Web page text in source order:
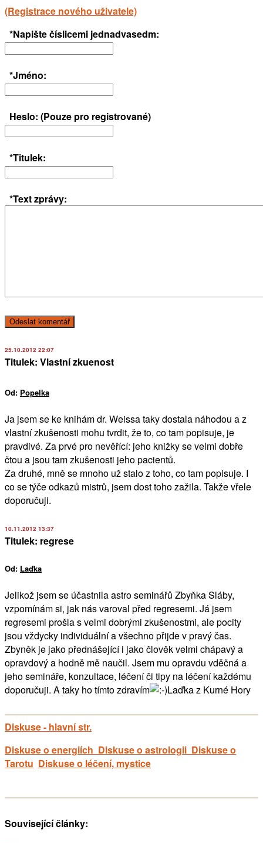
(Registrace nového uživatele)
*Napište číslicemi jednadvasedm:
*Jméno:
Heslo: (Pouze pro registrované)
*Titulek:
*Text zprávy:
25.10.2012 22:07
Titulek: Vlastní zkuenost
Od: Popelka
Ja jsem se ke knihám dr. Weissa taky dostala náhodou a z
vlastní zkušenosti mohu tvrdit, že to, co tam popisuje, je
pravdivé. Za prvé pro nevěřící: jeho knižky se velmi dobře
čtou a jsou tam zkušenosti jeho pacientů.
Za druhé, mně se mnoho už stalo z toho, co tam popisuje. I
co se týče odkazů mistrů, jsem dost toho zažila. Takže vřele
doporučuji.
10.11.2012 13:37
Titulek: regrese
Od: Laďka
Jelikož jsem se účastnila astro seminářů Zbyňka Sláby,
vzpomínám si, jak nás varoval před regresemi. Já jsem
regresemi prošla s velmi dobrými zkušenostmi, ale pocity
jsou vždycky individuální a všechno přijde v pravý čas.
Zbyněk je jako přednášející i jako člověk velmi chápavý a
opravdový a hodně mě naučil. Jsem mu opravdu vděčná a
jeho semináře, konzultace, léčení či tipy na léčení každému
doporučuji. A taky ho tímto zdravím
Laďka z Kurné Hory
Diskuse - hlavní str.
Diskuse o energiích Diskuse o astrologii Diskuse o
Tarotu Diskuse o léčení, mystice
Související články: